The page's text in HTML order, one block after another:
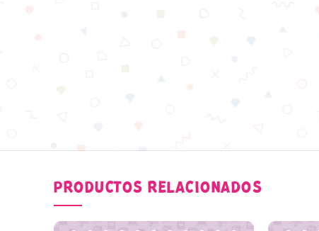
PRODUCTOS RELACIONADOS